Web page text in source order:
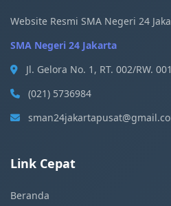
Website Resmi SMA Negeri 24
SMA Negeri 24 Jakarta
Jl. Gelora No. 1, RT. 002/RW.
(021) 5736984
Link Cepat
Beranda